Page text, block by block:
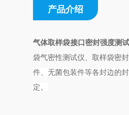
产品介绍
气体取样袋接口密封强度测
袋气密性测试仪、取样袋密
件、无菌包装件等各封边的
定。